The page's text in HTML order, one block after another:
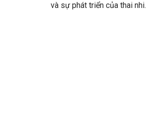
và sự phát triển của thai nhi.